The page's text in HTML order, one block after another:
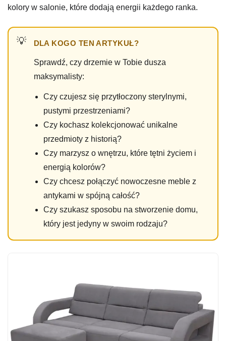
kolory w salonie, które dodają energii każdego ranka.
DLA KOGO TEN ARTYKUŁ?
Sprawdź, czy drzemie w Tobie dusza
maksymalisty:
Czy czujesz się przytłoczony sterylnymi,
pustymi przestrzeniami?
Czy kochasz kolekcjonować unikalne
przedmioty z historią?
Czy marzysz o wnętrzu, które tętni życiem i
energią kolorów?
Czy chcesz połączyć nowoczesne meble z
antykami w spójną całość?
Czy szukasz sposobu na stworzenie domu,
który jest jedyny w swoim rodzaju?